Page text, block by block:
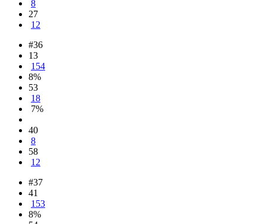
8
27
12
#36
13
154
8%
53
18
7%
40
8
58
12
#37
41
153
8%